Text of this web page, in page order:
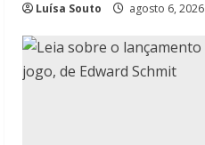
Luísa Souto agosto 6, 2026